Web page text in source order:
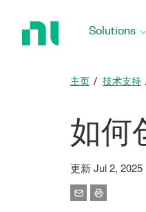
Solutions
主页 技术支持
如何
更新 Jul 2, 2025